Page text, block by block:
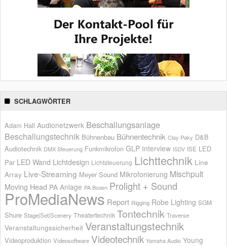
SCHLAGWÖRTER
Adam Hall Audionetzwerk Beschallungsanlage
Beschallungstechnik Bühnenbau Bühnentechnik Clay Paky D&B
Audiotechnik DMX Steuerung Funkmikrofon GLP Interview ISDV ISE LED
Par LED Wand Lichtdesign Lichtsteuerung Lichttechnik Line
Array Live-Streaming Meyer Sound Mikrofonierung Mischpult
Moving Head PA Anlage PA Boxen Prolight + Sound
ProMediaNews Report Rigging Robe Lighting SGM
Shure Stage|Set|Scenery Theatertechnik Tontechnik Traverse
Veranstaltungssicherheit Veranstaltungstechnik
Videoproduktion Videosoftware Videotechnik Yamaha Audio Young